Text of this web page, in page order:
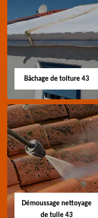
Nettoyage panneau
photovoltaïque 43
Professionnel en
nettoyage panneau
photovoltaïque 43
Bâchage de toiture 43
Bâchage de toiture
43
Entreprise bâchage de
toiture 43 Haute-Loire
Démoussage nettoyage
de tuile 43